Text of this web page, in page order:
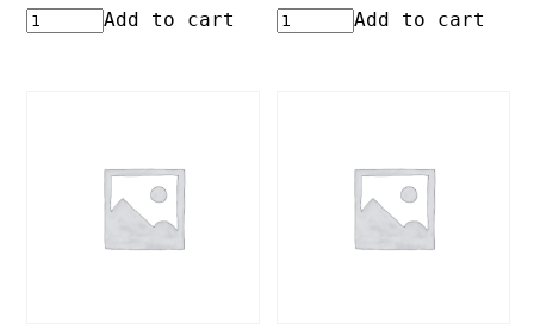
Add to cart Add to cart